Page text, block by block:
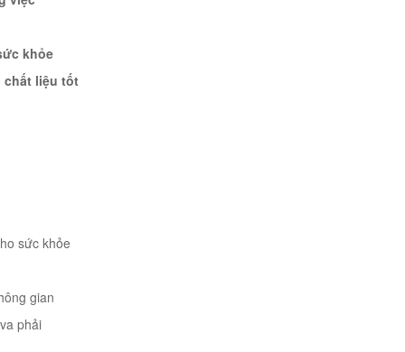
khỏe
chất liệu tốt
sức khỏe
gian
phải